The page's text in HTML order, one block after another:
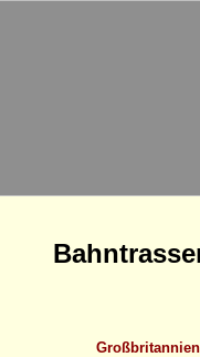
Großbritannien